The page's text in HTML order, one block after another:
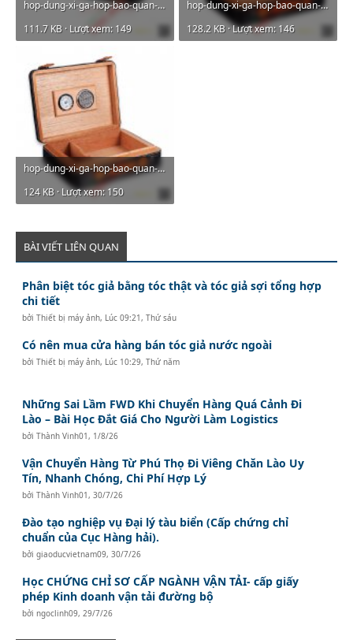
hop-dung-xi-ga-hop-bao-quan-xi-ga-qu-tang-sep-lubinski-j004-01.jpg
111.7 KB · Lượt xem: 149
hop-dung-xi-ga-hop-bao-quan-xi-ga-qu-tang-sep-lubinski-j004-02.jpg
128.2 KB · Lượt xem: 146
hop-dung-xi-ga-hop-bao-quan-xi-ga-qu-tang-sep-lubinski-j004-03.jpg
124 KB · Lượt xem: 150
BÀI VIẾT LIÊN QUAN
Phân biệt tóc giả bằng tóc thật và tóc giả sợi tổng hợp
chi tiết
bởiThiết bị máy ảnh, Lúc 09:21, Thứ sáu
Có nên mua cửa hàng bán tóc giả nước ngoài
bởiThiết bị máy ảnh, Lúc 10:29, Thứ năm
Những Sai Lầm FWD Khi Chuyển Hàng Quá Cảnh Đi
Lào – Bài Học Đắt Giá Cho Người Làm Logistics
bởiThành Vinh01, 1/8/26
Vận Chuyển Hàng Từ Phú Thọ Đi Viêng Chăn Lào Uy
Tín, Nhanh Chóng, Chi Phí Hợp Lý
bởiThành Vinh01,30/7/26
Đào tạo nghiệp vụ Đại lý tàu biển (Cấp chứng chỉ
chuẩn của Cục Hàng hải).
bởigiaoducvietnam09,30/7/26
Học CHỨNG CHỈ SƠ CẤP NGÀNH VẬN TẢI- cấp giấy
phép Kinh doanh vận tải đường bộ
bởingoclinh09,29/7/26